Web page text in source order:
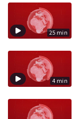
25 min
4 min